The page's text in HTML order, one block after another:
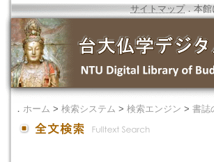
サイトマップ．本館
． ホーム > 検索システム > 検索エンジン > 書誌